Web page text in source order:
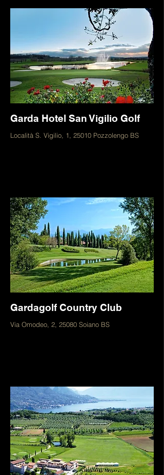
Garda Hotel San Vigilio Golf
Località S. Vigilio, 1, 25010 Pozzolengo BS
Gardagolf Country Club
Via Omodeo, 2, 25080 Soiano BS